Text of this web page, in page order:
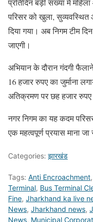
प्रतिदिन बड़ी संख्या में
परिसर को खुला, सुव्यवस्थित
दिया गया। अब निगम टीम
जाएगी।
अभियान के दौरान गंदगी
16 हजार रुपए का जुर्माना
अतिक्रमण पर छह हजार
नगर निगम का यह कदम
एक महत्वपूर्ण प्रयास माना जा
Categories: झारखंड
Tags: Anti Encroachment,
Terminal, Bus Terminal
Fine, Jharkhand ka live
News, Jharkhand news,
News, Municipal